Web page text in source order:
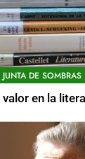
JUNTA DE SOMBRAS
valor en la